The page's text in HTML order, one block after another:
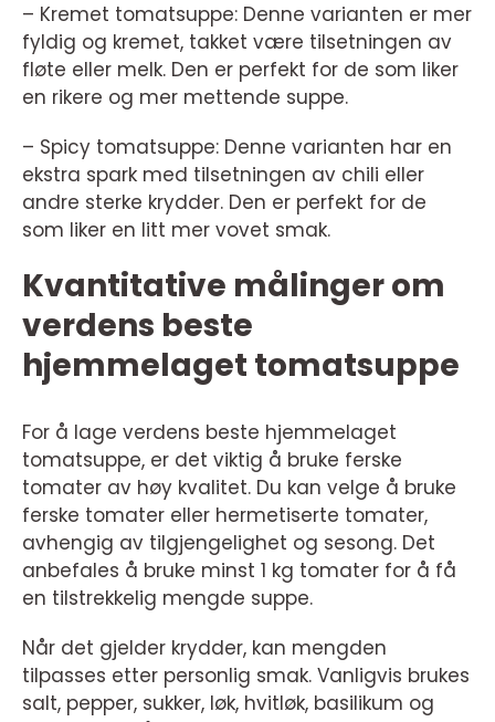
– Kremet tomatsuppe: Denne varianten er mer
fyldig og kremet, takket være tilsetningen av
fløte eller melk. Den er perfekt for de som liker
en rikere og mer mettende suppe.
– Spicy tomatsuppe: Denne varianten har en
ekstra spark med tilsetningen av chili eller
andre sterke krydder. Den er perfekt for de
som liker en litt mer vovet smak.
Kvantitative målinger om
verdens beste
hjemmelaget tomatsuppe
For å lage verdens beste hjemmelaget
tomatsuppe, er det viktig å bruke ferske
tomater av høy kvalitet. Du kan velge å bruke
ferske tomater eller hermetiserte tomater,
avhengig av tilgjengelighet og sesong. Det
anbefales å bruke minst 1 kg tomater for å få
en tilstrekkelig mengde suppe.
Når det gjelder krydder, kan mengden
tilpasses etter personlig smak. Vanligvis brukes
salt, pepper, sukker, løk, hvitløk, basilikum og